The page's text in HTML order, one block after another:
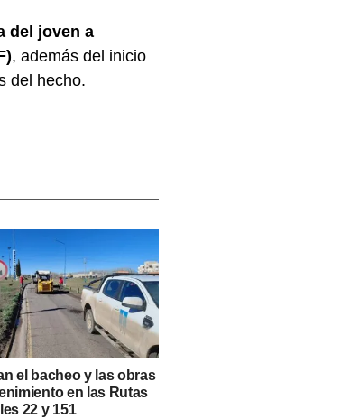
del joven a
, además del inicio
del hecho.
el bacheo y las obras
en las Rutas
22 y 151